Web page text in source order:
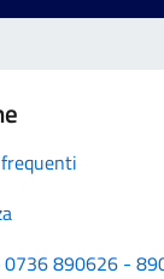
0736 890626 -